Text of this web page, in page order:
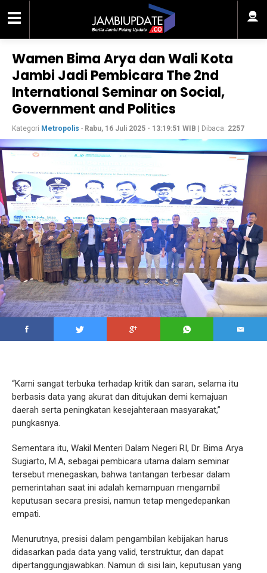
Wamen Bima Arya dan Wali Kota
Jambi Jadi Pembicara The 2nd
International Seminar on Social,
Government and Politics
Kategori Metropolis - Rabu, 16 Juli 2025 - 13:19:51 WIB | Dibaca: 2257
“Kami sangat terbuka terhadap kritik dan saran, selama itu
berbasis data yang akurat dan ditujukan demi kemajuan
daerah serta peningkatan kesejahteraan masyarakat,”
pungkasnya.
Sementara itu, Wakil Menteri Dalam Negeri RI, Dr. Bima Arya
Sugiarto, M.A, sebagai pembicara utama dalam seminar
tersebut menegaskan, bahwa tantangan terbesar dalam
pemerintahan saat ini adalah kemampuan mengambil
keputusan secara presisi, namun tetap mengedepankan
empati.
Menurutnya, presisi dalam pengambilan kebijakan harus
didasarkan pada data yang valid, terstruktur, dan dapat
dipertanggungjawabkan. Namun di sisi lain, keputusan yang